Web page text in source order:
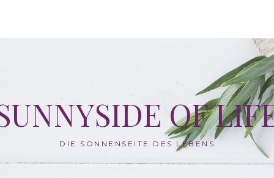
OF
DIE SONNENSEITE DES LEBENS